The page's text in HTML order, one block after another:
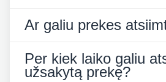
Ar galiu prekes
Per kiek laiko galiu
užsakytą prekę?